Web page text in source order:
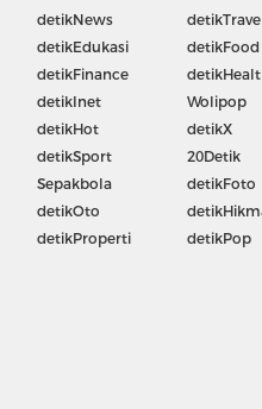
detikNews
detikEdukasi
detikFinance
detikInet
detikHot
detikSport
Sepakbola
detikOto
detikProperti
detikFood
Wolipop
detikX
20Detik
detikFoto
detikPop